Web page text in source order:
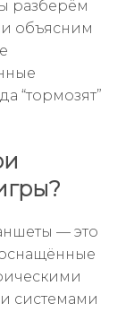
разберём
и объясним
“тормозят”
— это
системами